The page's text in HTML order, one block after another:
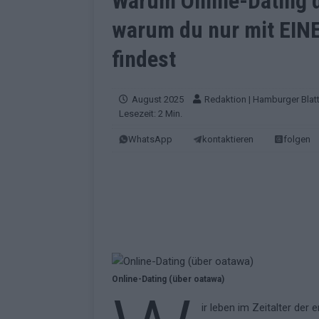
Geschichte der ESC-
[ Mai 2026 ] „Unknown“
ESC-
KOMMENTAR
warum du nur mit
findest
August 2025 Redaktion | Hamburger Blatt
Lesezeit: 2 Min.
WhatsApp kontaktieren folgen
Online-Dating (über oatawa)
ir leben im Zeitalter der